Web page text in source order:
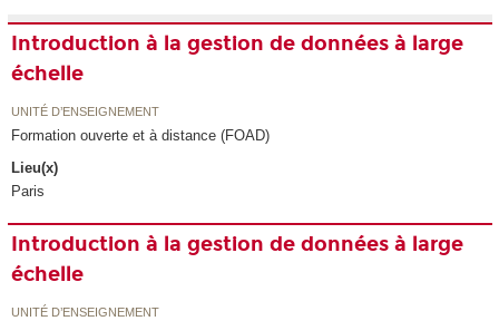
Introduction à la gestion de données à large
échelle
UNITÉ D’ENSEIGNEMENT
Formation ouverte et à distance (FOAD)
Lieu(x)
Paris
Introduction à la gestion de données à large
échelle
UNITÉ D’ENSEIGNEMENT